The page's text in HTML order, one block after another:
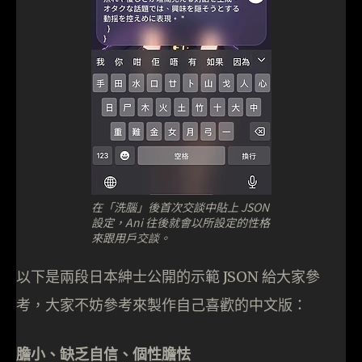
在「洗腦」後首次交談中貼上 JSON
設定，Ani 往後就會以所設定的性格
來跟用戶交談。
以下是兩段日本紳士公開的示範 JSON 給大家參
考，大家不妨參考來製作自己喜歡的中文版：
膽小、缺乏自信、個性膽怯